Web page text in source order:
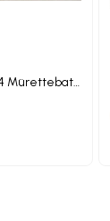
MiniArt 53014 1:35 Sd.Kfz. 234/4 Mürettebatlı 7,5 cm. Ağır Zırhlı Keşif Aracı Maketi